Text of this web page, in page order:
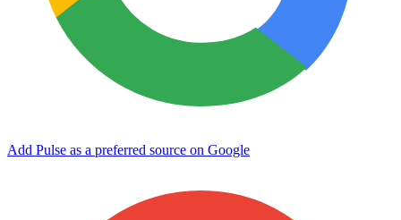
Add Pulse as a preferred source on Google